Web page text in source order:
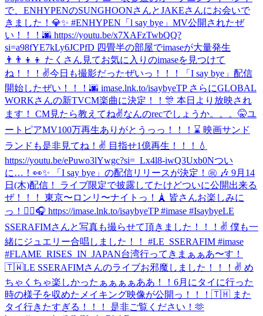
で、ENHYPENのSUNGHOONさんとJAKEさんにお会いで
きました！💎✨ #ENHYPEN 「l say bye」MV公開されたぜ
い！！！🌆 https://youtu.be/x7XAFzTwbQQ?
si=a98fYE7kLy6JCPfD 四畳半の部屋でimaseが大量発生
👨‍👨‍👦‍👦 たくさん見てお気に入りのimaseを見つけて
ね！！！✌️今日も撮影だったぜいっ！！！
「I say bye」配信
開始したぜい！！！🌆 imase.lnk.to/isaybyeTP さらにGLOBAL
WORKさんの新TVCM楽曲に決定！！🎊 本日より放映され
ます！ CM見たら教えてね✌️なんのrecでしょうか。。。🤫ユ
ートピアMV100万再生ありがとうっっ！！！⌛️ 映画サンド
ランドも是非見てね！✌️ 目指せ1億再生！！！💧
https://youtu.be/ePuwo3lYwgc?si=_Lx4l8-iwQ3Uxb0Nつい
に…！👀✨ 「I say bye」の配信リリースが決定！㊗️ 🎶 9月14
日(木)配信！ ライブ限定で披露してたけどついに公開出来る
ぜ！！！ 東京〜ロンリ〜ナイトっ！🗼 皆さんお楽しみに
っ！✌🏼🎧 https://imase.lnk.to/isaybyeTP #imase #IsaybyeLE
SSERAFIMさんと写真も撮らせて頂きました！！！✌ 僕も一
緒にジュエリー合唱しました！！ #LE_SSERAFIM #imase
#FLAME_RISES_IN_JAPAN台湾行ってきまぁぁあ〜す！
🇹🇼LE SSERAFIMさんのライブお邪魔しました！！！✌️ め
ちゃくちゃ楽しかったぁぁぁぁああ！！ 6月にタイに行った
時の様子を収めたメイキング映像が公開っ！！！🇹🇭 また
タイ行きたすぎる！！！ 是非ご覧ください！🫶